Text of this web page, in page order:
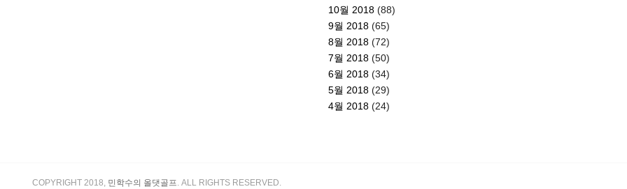
10월 2018 (88)
9월 2018 (65)
8월 2018 (72)
7월 2018 (50)
6월 2018 (34)
5월 2018 (29)
4월 2018 (24)
COPYRIGHT 2018, 민학수의 올댓골프. ALL RIGHTS RESERVED.